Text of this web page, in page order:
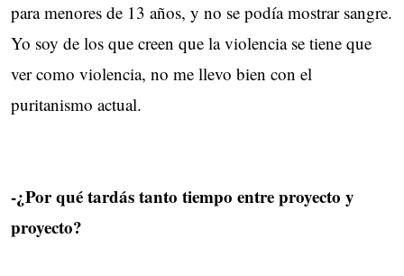
para menores de 13 años, y no se podía mostrar sangre.
Yo soy de los que creen que la violencia se tiene que
ver como violencia, no me llevo bien con el
puritanismo actual.
-¿Por qué tardás tanto tiempo entre proyecto y
proyecto?